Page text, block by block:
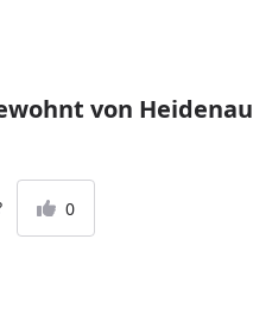
von Heidenau
0